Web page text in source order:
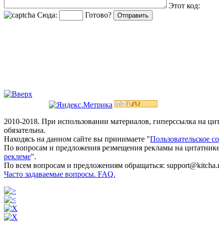
Этот код:
Сюда:
Готово?
2010-2018. При использовании материалов, гиперссылка на
обязательна.
Находясь на данном сайте вы принимаете "Пользовательское
По вопросам и предложения резмещения рекламы на
реклеме".
По всем вопросам и предложениям обращаться:
Часто задаваемые вопросы. FAQ.